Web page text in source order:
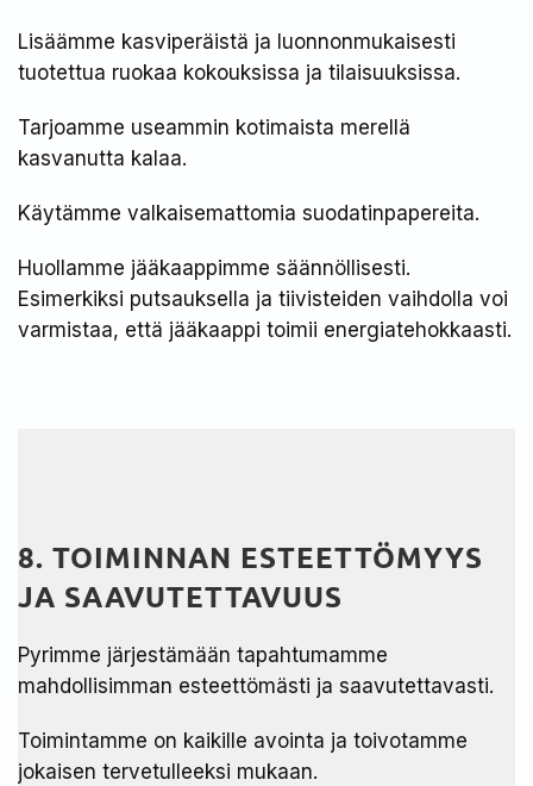
Lisäämme kasviperäistä ja luonnonmukaisesti
tuotettua ruokaa kokouksissa ja tilaisuuksissa.​
Tarjoamme useammin kotimaista merellä
kasvanutta kalaa.​
Käytämme valkaisemattomia suodatinpapereita. ​
Huollamme jääkaappimme säännöllisesti.
Esimerkiksi putsauksella ja tiivisteiden vaihdolla voi
varmistaa, että jääkaappi toimii energiatehokkaasti.​
8. TOIMINNAN ESTEETTÖMYYS
JA SAAVUTETTAVUUS
Pyrimme järjestämään tapahtumamme
mahdollisimman esteettömästi ja saavutettavasti.
Toimintamme on kaikille avointa ja toivotamme
jokaisen tervetulleeksi mukaan.